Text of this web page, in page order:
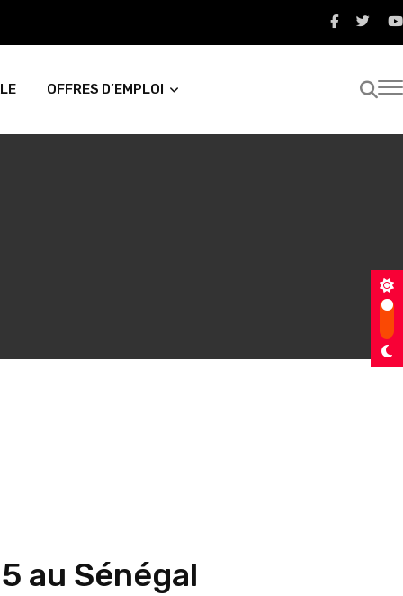
OFFRES D’EMPLOI
au Sénégal